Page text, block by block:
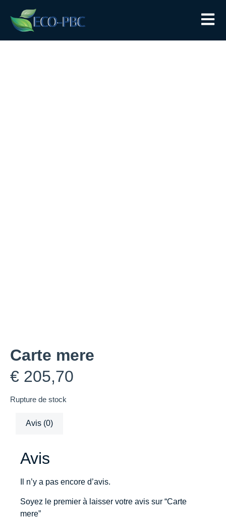
Carte mere
€ 205,70
Rupture de stock
Avis (0)
Avis
Il n’y a pas encore d’avis.
Soyez le premier à laisser votre avis sur “Carte
mere”